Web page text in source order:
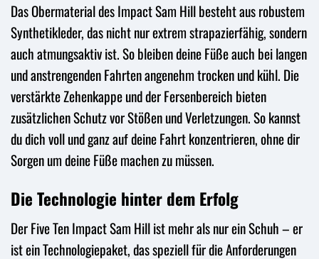
Das Obermaterial des Impact Sam Hill besteht aus robustem
Synthetikleder, das nicht nur extrem strapazierfähig, sondern
auch atmungsaktiv ist. So bleiben deine Füße auch bei langen
und anstrengenden Fahrten angenehm trocken und kühl. Die
verstärkte Zehenkappe und der Fersenbereich bieten
zusätzlichen Schutz vor Stößen und Verletzungen. So kannst
du dich voll und ganz auf deine Fahrt konzentrieren, ohne dir
Sorgen um deine Füße machen zu müssen.
Die Technologie hinter dem Erfolg
Der Five Ten Impact Sam Hill ist mehr als nur ein Schuh – er
ist ein Technologiepaket, das speziell für die Anforderungen